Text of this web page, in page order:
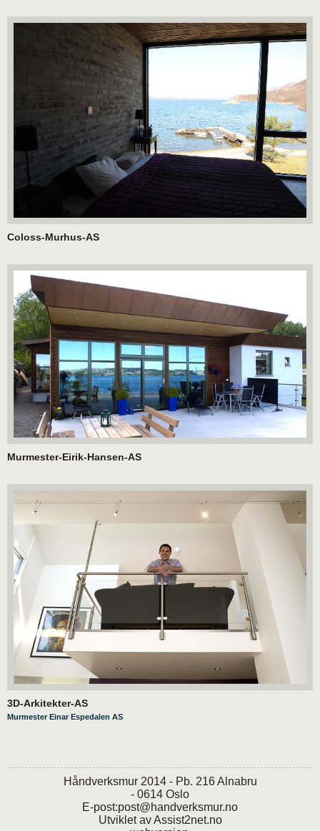
Coloss-Murhus-AS
Murmester-Eirik-Hansen-AS
3D-Arkitekter-AS
Murmester Einar Espedalen AS
Håndverksmur 2014 - Pb. 216 Alnabru
- 0614 Oslo
E-post:post@handverksmur.no
Utviklet avAssist2net.no